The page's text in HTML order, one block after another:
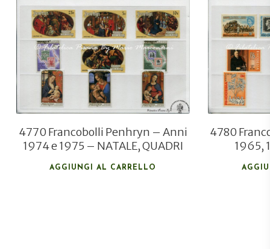
€6,00
€4,20
4770 Francobolli Penhryn – Anni
1974 e 1975 – NATALE, QUADRI
AGGIUNGI AL CARRELLO
4780
1965,